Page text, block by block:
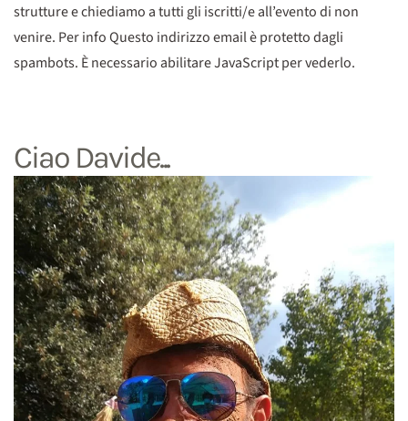
strutture e chiediamo a tutti gli iscritti/e all’evento di non
venire. Per info Questo indirizzo email è protetto dagli
spambots. È necessario abilitare JavaScript per vederlo.
Ciao Davide...